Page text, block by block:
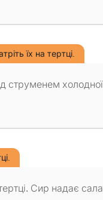
їх на тертці.
струменем
Сир надає